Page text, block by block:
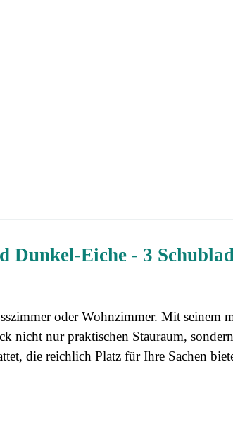
Eiche - 3
oder Wohnzimmer. Mit seinem
nicht nur praktischen Stauraum,
die reichlich Platz für Ihre Sachen